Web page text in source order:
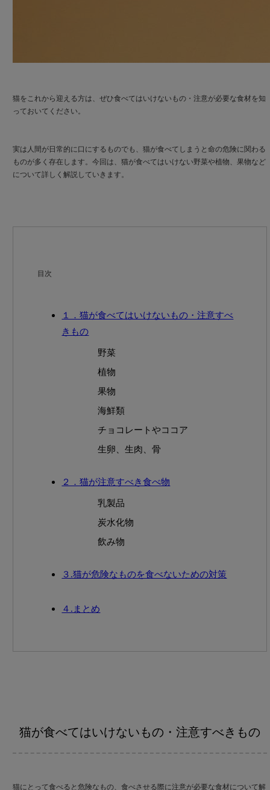
猫をこれから迎える方は、ぜひ食べてはいけないもの・注意が必要な食材を知
っておいてください。
実は人間が日常的に口にするものでも、猫が食べてしまうと命の危険に関わる
ものが多く存在します。今回は、猫が食べてはいけない野菜や植物、果物など
について詳しく解説していきます。
目次
１．猫が食べてはいけないもの・注意すべ
きもの
野菜
植物
果物
海鮮類
チョコレートやココア
生卵、生肉、骨
２．猫が注意すべき食べ物
乳製品
炭水化物
飲み物
３.猫が危険なものを食べないための対策
４.まとめ
猫が食べてはいけないもの・注意すべきもの
猫にとって食べると危険なもの、食べさせる際に注意が必要な食材について解